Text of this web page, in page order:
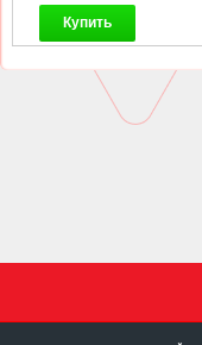
Купить